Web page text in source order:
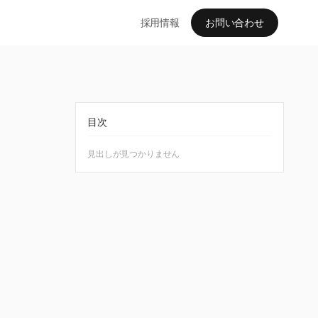
採用情報 お問い合わせ
目次
見出しが見つかりません